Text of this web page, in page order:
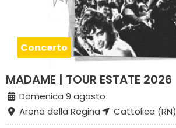
Concerto
MADAME | TOUR ESTATE 2026
Domenica 9 agosto
Arena della Regina
Cattolica (RN)